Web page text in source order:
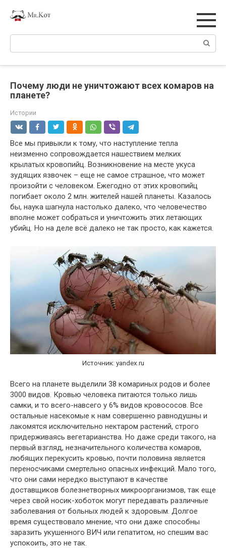
Поиск:
Почему люди не уничтожают всех комаров на
планете?
Истории
Все мы привыкли к тому, что наступление тепла
неизменно сопровождается нашествием мелких
крылатых кровопийц. Возникновение на месте укуса
зудящих язвочек – еще не самое страшное, что может
произойти с человеком. Ежегодно от этих кровопийц
погибает около 2 млн. жителей нашей планеты. Казалось
бы, наука шагнула настолько далеко, что человечество
вполне может собраться и уничтожить этих летающих
убийц. Но на деле всё далеко не так просто, как кажется.
Источник: yandex.ru
Всего на планете выделили 38 комариных родов и более
3000 видов. Кровью человека питаются только лишь
самки, и то всего-навсего у 6% видов кровососов. Все
остальные насекомые к нам совершенно равнодушны и
лакомятся исключительно нектаром растений, строго
придерживаясь вегетарианства. Но даже среди такого, на
первый взгляд, незначительного количества комаров,
любящих перекусить кровью, почти половина является
переносчиками смертельно опасных инфекций. Мало того,
что они сами нередко выступают в качестве
доставщиков болезнетворных микроорганизмов, так еще
через свой носик-хоботок могут передавать различные
заболевания от больных людей к здоровым. Долгое
время существовало мнение, что они даже способны
заразить укушенного ВИЧ или гепатитом, но спешим вас
успокоить, это не так.